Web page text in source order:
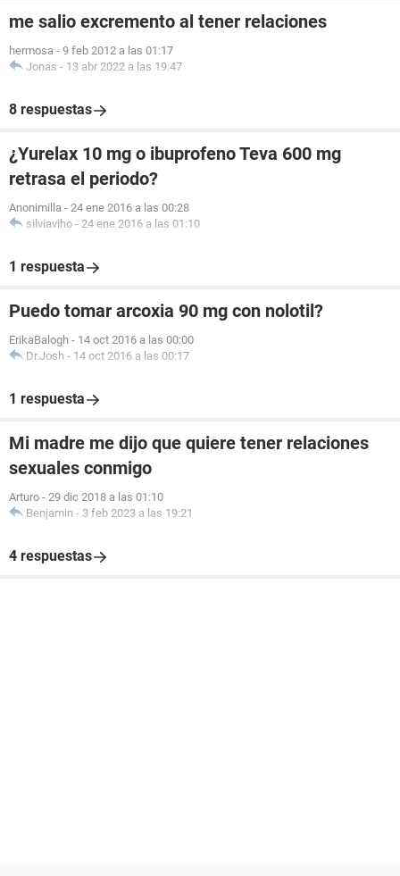
me salio excremento al tener relaciones
hermosa - 9 feb 2012 a las 01:17
Jonas - 13 abr 2022 a las 19:47
8 respuestas
¿Yurelax 10 mg o ibuprofeno Teva 600 mg
retrasa el periodo?
Anonimilla - 24 ene 2016 a las 00:28
silviaviho - 24 ene 2016 a las 01:10
1 respuesta
Puedo tomar arcoxia 90 mg con nolotil?
ErikaBalogh - 14 oct 2016 a las 00:00
Dr.Josh - 14 oct 2016 a las 00:17
1 respuesta
Mi madre me dijo que quiere tener relaciones
sexuales conmigo
Arturo - 29 dic 2018 a las 01:10
Benjamin - 3 feb 2023 a las 19:21
4 respuestas